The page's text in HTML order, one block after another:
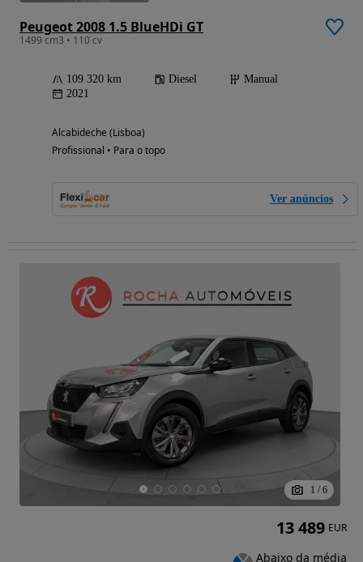
Peugeot 2008 1.5 BlueHDi GT
1499 cm3 • 110 cv
109 320 km Diesel
Manual
2021
Alcabideche (Lisboa)
Profissional • Para o topo
Ver anúncios
1 / 6
13 489 EUR
Abaixo da média